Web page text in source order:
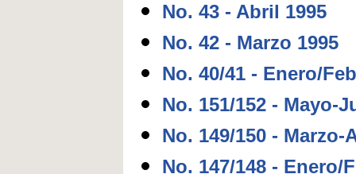
No. 43 - Abril 1995
No. 42 - Marzo 1995
No. 40/41 - Enero/
No. 151/152 - Mayo-
No. 149/150 - Marzo-
No. 147/148 - Enero/